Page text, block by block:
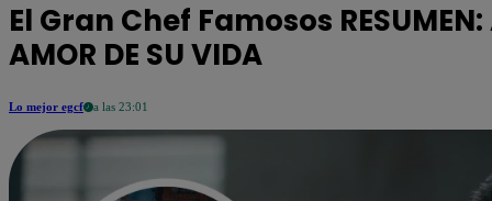
El Gran Chef Famosos
AMOR DE SU VIDA
Lo mejor egcf a las 23:01